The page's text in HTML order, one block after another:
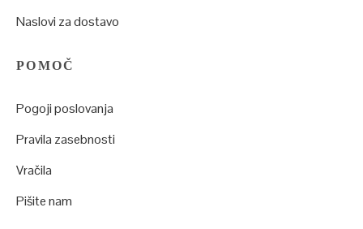
Naslovi za dostavo
POMOČ
Pogoji poslovanja
Pravila zasebnosti
Vračila
Pišite nam